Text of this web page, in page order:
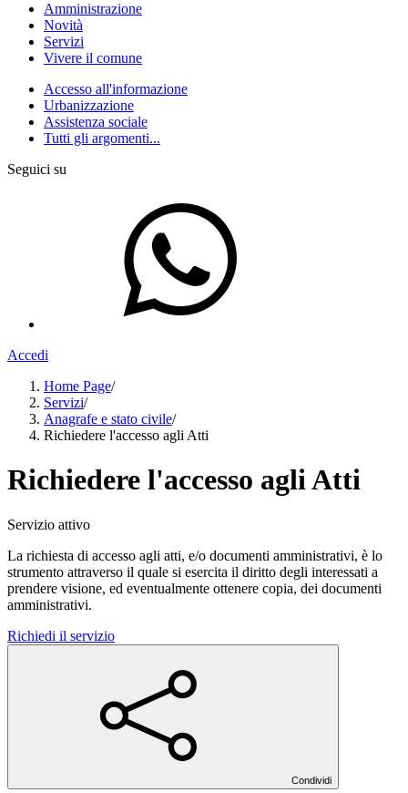
Amministrazione
Novità
Servizi
Vivere il comune
Accesso all'informazione
Urbanizzazione
Assistenza sociale
Tutti gli argomenti...
Seguici su
Accedi
Home Page/
Servizi/
Anagrafe e stato civile/
Richiedere l'accesso agli Atti
Richiedere l'accesso agli Atti
Servizio attivo
La richiesta di accesso agli atti, e/o documenti amministrativi, è lo
strumento attraverso il quale si esercita il diritto degli interessati a
prendere visione, ed eventualmente ottenere copia, dei documenti
amministrativi.
Richiedi il servizio
Condividi